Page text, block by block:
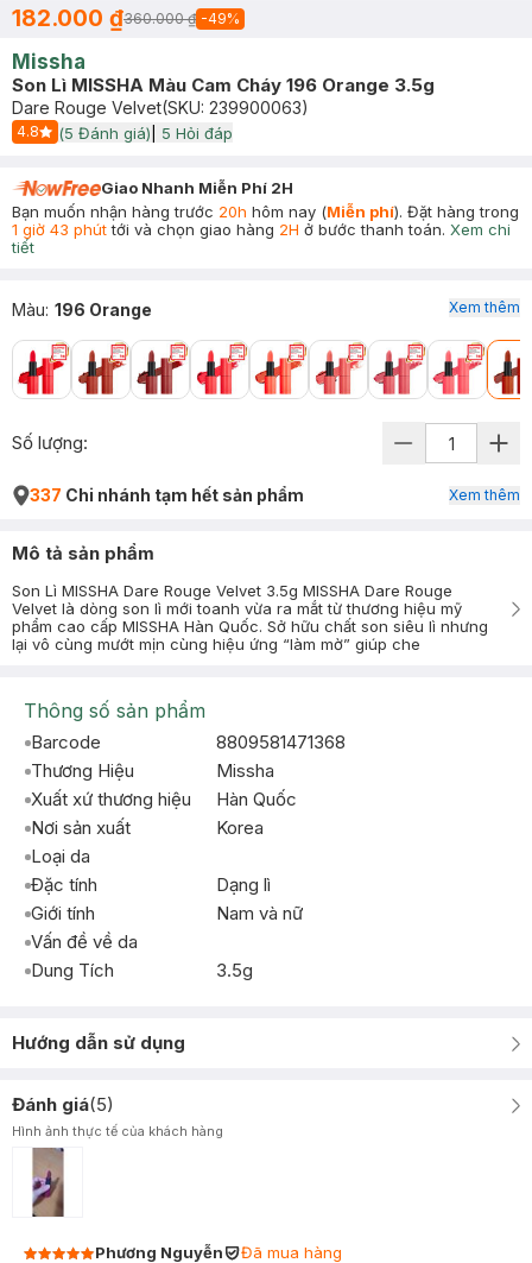
182.000 ₫360.000 ₫ -49%
Missha
Son Lì MISSHA Màu Cam Cháy 196 Orange 3.5g
Dare Rouge Velvet(SKU: 239900063)
4.8
Start Icon
(5 Đánh giá) 5 Hỏi đáp
Giao Nhanh Miễn Phí 2H
Bạn muốn nhận hàng trước 20h hôm nay (Miễn phí). Đặt hàng trong
1 giờ 43 phúttới và chọn giao hàng 2H ở bước thanh toán. Xem chi
tiết
Màu: 196 Orange Xem thêm
Số lượng:
337 Chi nhánh tạm hết sản phẩm Xem thêm
Mô tả sản phẩm
Son Lì MISSHA Dare Rouge Velvet 3.5g MISSHA Dare Rouge
Velvet là dòng son lì mới toanh vừa ra mắt từ thương hiệu mỹ
phẩm cao cấp MISSHA Hàn Quốc. Sở hữu chất son siêu lì nhưng
lại vô cùng mướt mịn cùng hiệu ứng “làm mờ” giúp che
Thông số sản phẩm
Barcode
8809581471368
Thương Hiệu
Missha
Xuất xứ thương hiệu
Hàn Quốc
Nơi sản xuất
Korea
Loại da
Đặc tính
Dạng lì
Giới tính
Nam và nữ
Vấn đề về da
Dung Tích
3.5g
Hướng dẫn sử dụng
Đánh giá(5)
Hình ảnh thực tế của khách hàng
Phương Nguyễn
Đã mua hàng